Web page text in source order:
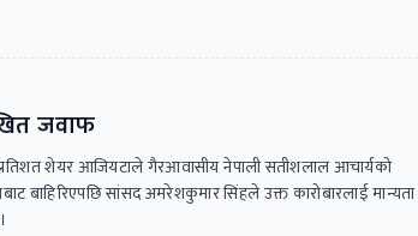
जवाफ
शेयर आजियटाले गैरआवासीय नेपाली सतीशलाल आचार्यको
बाहिरिएपछि सांसद अमरेशकुमार सिंहले उक्त कारोबारलाई मान्यता